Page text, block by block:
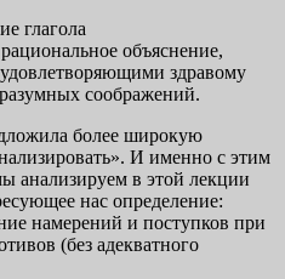
глагола
объяснение,
здравому
соображений.
более широкую
И именно с этим
анализируем в этой лекции
нас определение:
намерений и поступков при
(без адекватного